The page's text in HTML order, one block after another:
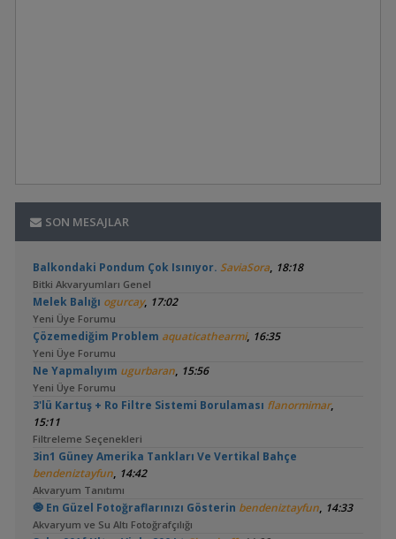
SON MESAJLAR
Balkondaki Pondum Çok Isınıyor. SaviaSora, 18:18
Bitki Akvaryumları Genel
Melek Balığı ogurcay, 17:02
Yeni Üye Forumu
Çözemediğim Problem aquaticathearmi, 16:35
Yeni Üye Forumu
Ne Yapmalıyım ugurbaran, 15:56
Yeni Üye Forumu
3'lü Kartuş + Ro Filtre Sistemi Borulaması flanormimar,
15:11
Filtreleme Seçenekleri
3in1 Güney Amerika Tankları Ve Vertikal Bahçe
bendeniztayfun, 14:42
Akvaryum Tanıtımı
🧿 En Güzel Fotoğraflarınızı Gösterin bendeniztayfun, 14:33
Akvaryum ve Su Altı Fotoğrafçılığı